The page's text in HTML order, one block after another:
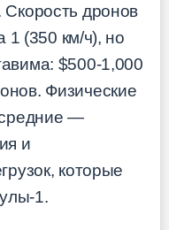
дронов
1 (350 км/ч), но
$500-1,000
Физические
средние —
и
которые
1.